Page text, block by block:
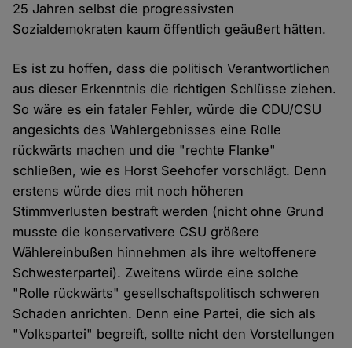
25 Jahren selbst die progressivsten
Sozialdemokraten kaum öffentlich geäußert hätten.
Es ist zu hoffen, dass die politisch Verantwortlichen
aus dieser Erkenntnis die richtigen Schlüsse ziehen.
So wäre es ein fataler Fehler, würde die CDU/CSU
angesichts des Wahlergebnisses eine Rolle
rückwärts machen und die "rechte Flanke"
schließen, wie es Horst Seehofer vorschlägt. Denn
erstens würde dies mit noch höheren
Stimmverlusten bestraft werden (nicht ohne Grund
musste die konservativere CSU größere
Wählereinbußen hinnehmen als ihre weltoffenere
Schwesterpartei). Zweitens würde eine solche
"Rolle rückwärts" gesellschaftspolitisch schweren
Schaden anrichten. Denn eine Partei, die sich als
"Volkspartei" begreift, sollte nicht den Vorstellungen